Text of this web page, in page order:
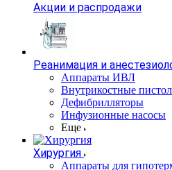
Акции и распродажи
Реанимация и
Аппараты ИВЛ
Внутрикостные
Дефибрилляторы
Инфузионные насосы
Еще
Хирургия
Аппараты для